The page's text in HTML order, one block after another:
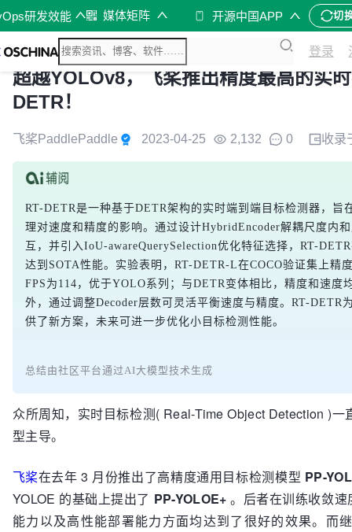
研发效能 媒体矩阵 开源中国APP 切
登录
超越YOLOv8，飞桨推出精度最高的实
DETR！
飞桨PaddlePaddle 2023-04-25 2,132 0 收录
RT-DETR是一种基于DETR架构的实时端到端目标检测器，旨
理对速度和精度的影响。通过设计HybridEncoder解耦尺度内
互，并引入IoU-awareQuerySelection优化特征选择，RT-
达到SOTA性能。实验表明，RT-DETR-L在COCO验证集上精
FPS为114，优于YOLO系列；与DETR变体相比，精度和速度
外，通过调整Decoder层数可灵活平衡速度与精度。RT-DETR
供了新方案，未来可进一步优化小目标检测性能。
总结由社区平台通过AI大模型技术生成
众所周知，实时目标检测( Real-Time Object Detection )一
型主导。
飞桨在去年 3 月份推出了高精度通用目标检测模型 PP-
YOLOE 的基础上提出了 PP-YOLOE+ 。后者在训练收敛
能力以及高性能部署能力方面均达到了很好的效果。而